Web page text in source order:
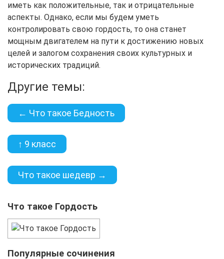
иметь как положительные, так и отрицательные
аспекты. Однако, если мы будем уметь
контролировать свою гордость, то она станет
мощным двигателем на пути к достижению новых
целей и залогом сохранения своих культурных и
исторических традиций.
Другие темы:
← Что такое Бедность
↑ 9 класс
Что такое шедевр →
Что такое Гордость
Популярные сочинения